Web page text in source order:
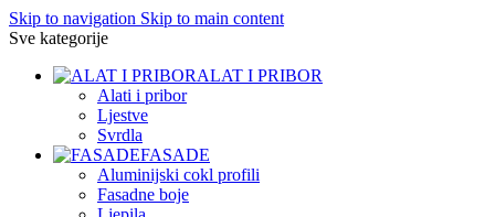
Skip to navigation Skip to main content
Sve kategorije
ALAT I PRIBOR
Alati i pribor
Ljestve
Svrdla
FASADE
Aluminijski cokl profili
Fasadne boje